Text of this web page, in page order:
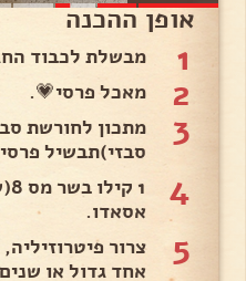
אופן ההכנה
1 מבשלת לכבוד
2 מאכל פרסי💗.
3
מתכון לחורשת
סבזי)תבשיל
4
אסאדו.
5
צרור
אחד גדול או